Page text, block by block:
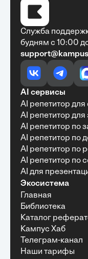
Очень быстро,
доступно
Алексей
Обучение с
полезной
Рекомендую
учиться
Марина
Пользуюсь
месяцев и хочу
удобства и
отлично
обучения, так и
подача
актуальных
Служба
будням с 10:00
AI сервисы
AI репетитор
AI репетитор для
AI репетитор по
AI репетитор по
AI репетитор по
AI репетитор по
AI для
Экосистема
Главная
Библиотека
Каталог
Кампус Хаб
Телеграм-канал
Наши тарифы